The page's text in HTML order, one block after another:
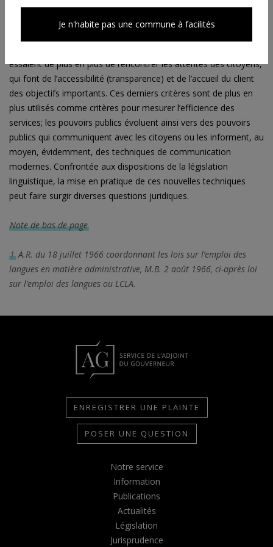
service de l'adjoint du gouverneur dans le cadre dedemandes
. Pour la plupart, une telle demande d’avis résulte d’un
essaient de plus en plus de rencontrer les attentes des citoyens,
qui font de l’accessibilité (transparence) et de l’accueil du client
des objectifs importants. Ces derniers critères sont de plus en
plus utilisés comme critères pour mesurer l’efficience des
services; les pouvoirs publics évoluent ainsi vers des pouvoirs
publics qui communiquent avec les citoyens ou les informent, au
moyen, évidemment, des techniques de communication
modernes. Confrontée aux dispositions de la législation
linguistique, la mise en pratique de ces nouvelles techniques
peut faire surgir diverses questions juridiques.
Note de bas de page
1 A.R. du 18 juillet 1966 coordonnant les lois sur l’emploi des
langues en matière administrative, M.B. 2 août 1966, ci-après loi
sur l’emploi des langues ou LCLA.
ENREGISTRER UNE PLAINTE
POSER UNE QUESTION
Notre service
Information
Publications
Actualités
Législation
Jurisprudence
Je n'habite pas une commune à facilités